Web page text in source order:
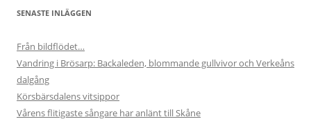
SENASTE INLÄGGEN
Från bildflödet…
Vandring i Brösarp: Backaleden, blommande gullvivor och Verkeåns
dalgång
Körsbärsdalens vitsippor
Vårens flitigaste sångare har anlänt till Skåne